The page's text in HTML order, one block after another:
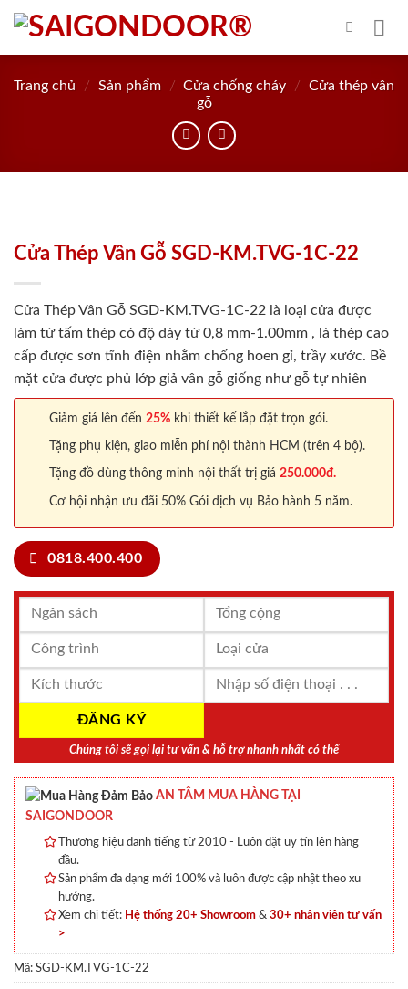
Skip
content
Trang chủ / Sản phẩm / Cửa chống cháy /
Cửa thép vân
gỗ
Cửa Thép Vân Gỗ SGD-KM.TVG-1C-22
Cửa Thép Vân Gỗ SGD-KM.TVG-1C-22 là loại cửa được
làm từ tấm thép có độ dày từ 0,8 mm-1.00mm , là thép cao
cấp được sơn tĩnh điện nhằm chống hoen gỉ, trầy xước. Bề
mặt cửa được phủ lớp giả vân gỗ giống như gỗ tự nhiên
Giảm giá lên đến 25% khi thiết kế lắp đặt trọn gói.
Tặng phụ kiện, giao miễn phí nội thành HCM (trên 4 bộ).
Tặng đồ dùng thông minh nội thất trị giá 250.000đ.
Cơ hội nhận ưu đãi 50% Gói dịch vụ Bảo hành 5 năm.
0818.400.400
Chúng tôi sẽ gọi lại tư vấn & hỗ trợ nhanh nhất có thể
AN TÂM MUA HÀNG TẠI
SAIGONDOOR
Thương hiệu danh tiếng từ 2010 - Luôn đặt uy tín lên hàng
đầu.
Sản phẩm đa dạng mới 100% và luôn được cập nhật theo xu
hướng.
Xem chi tiết: Hệ thống 20+ Showroom & 30+ nhân viên tư vấn
>
Mã: SGD-KM.TVG-1C-22